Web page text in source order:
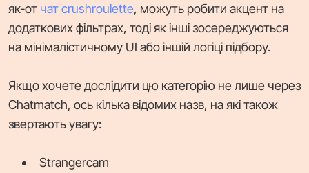
як-от чат crushroulette, можуть робити акцент на
додаткових фільтрах, тоді як інші зосереджуються
на мінімалістичному UI або іншій логіці підбору.
Якщо хочете дослідити цю категорію не лише через
Chatmatch, ось кілька відомих назв, на які також
звертають увагу:
Strangercam